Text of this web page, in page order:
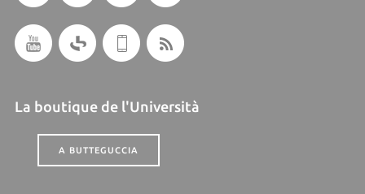
La boutique de l'Università
A BUTTEGUCCIA